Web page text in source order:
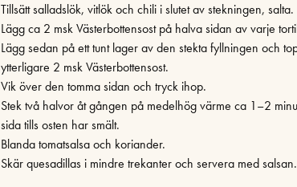
Tillsätt salladslök, vitlök och chili i slutet av stekningen, salta.
Lägg ca 2 msk Västerbottensost på halva sidan av varje
Lägg sedan på ett tunt lager av den stekta fyllningen och
ytterligare 2 msk Västerbottensost.
Vik över den tomma sidan och tryck ihop.
Stek två halvor åt gången på medelhög värme ca 1–2
sida tills osten har smält.
Blanda tomatsalsa och koriander.
Skär quesadillas i mindre trekanter och servera med salsan.